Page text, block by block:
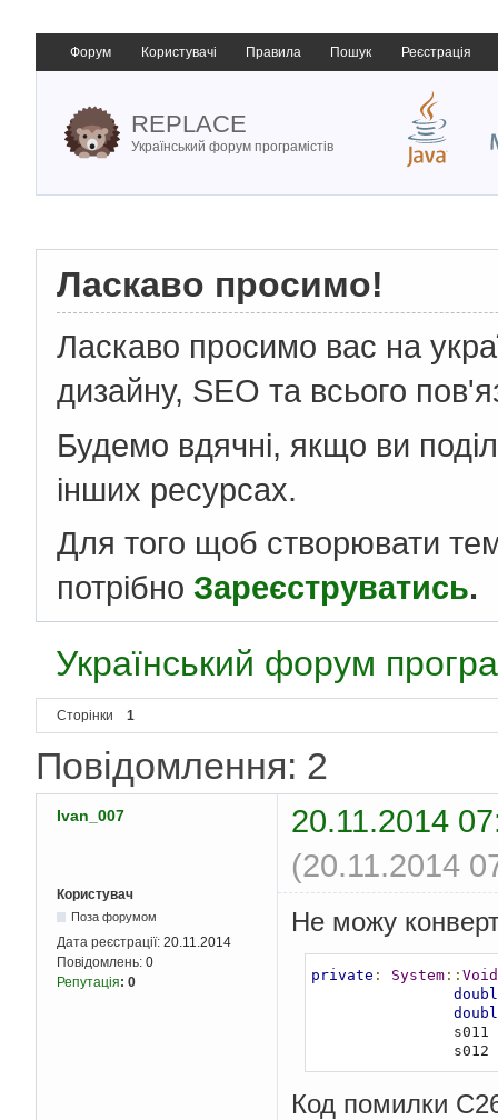
Форум Користувачі Правила Пошук Реєстрація
REPLACE
Український форум програмістів
Ласкаво просимо!
Ласкаво просимо вас на
дизайну, SEO та всього
Будемо вдячні, якщо ви
інших ресурсах.
Для того щоб створювати
потрібно Зареєструватись.
Український форум
Сторінки 1
Повідомлення: 2
Ivan_007
20.11.2014
(20.11.2014
Користувач
Поза форумом
Дата реєстрації: 20.11.2014
Повідомлень: 0
Репутація: 0
Не можу
private : System:: Void
                s011
                s012
Код помилки